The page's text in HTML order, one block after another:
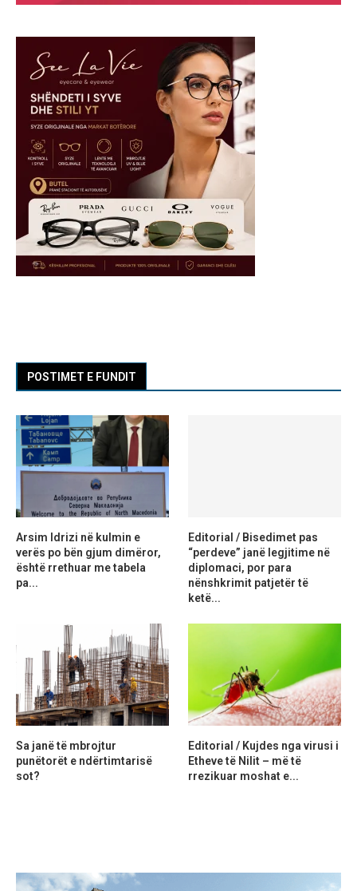
POSTIMET E FUNDIT
Arsim Idrizi në kulmin e
verës po bën gjum dimëror,
është rrethuar me tabela
pa...
Editorial / Bisedimet pas
“perdeve” janë legjitime në
diplomaci, por para
nënshkrimit patjetër të
ketë...
Sa janë të mbrojtur
punëtorët e ndërtimtarisë
sot?
Editorial / Kujdes nga virusi i
Etheve të Nilit – më të
rrezikuar moshat e...